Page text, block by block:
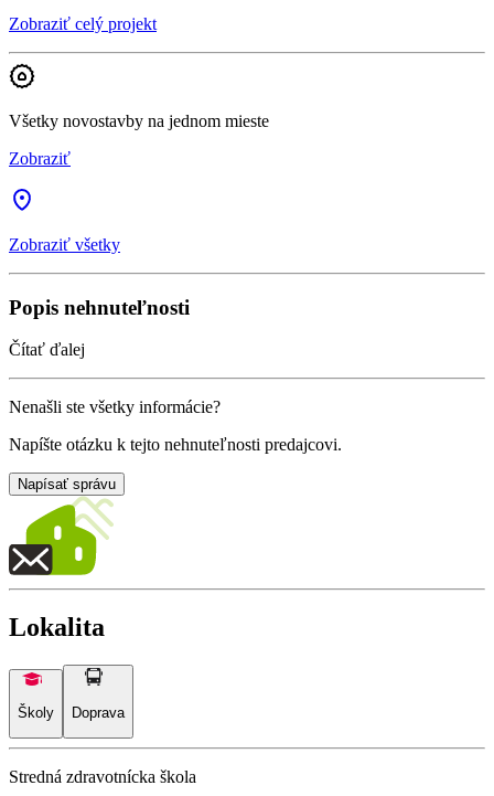
Zobraziť celý projekt
Všetky novostavby na jednom mieste
Zobraziť
Zobraziť všetky
Popis nehnuteľnosti
Čítať ďalej
Nenašli ste všetky informácie?
Napíšte otázku k tejto nehnuteľnosti predajcovi.
Napísať správu
Lokalita
Školy Doprava
Stredná zdravotnícka škola